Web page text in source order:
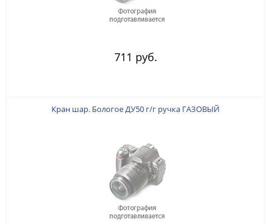
711 руб.
Кран шар. Бологое ДУ50 г/г ручка ГАЗОВЫЙ